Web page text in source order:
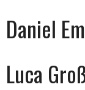
Daniel
Luca